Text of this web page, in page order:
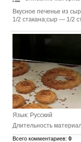
Вкусное печенье из
1/2 стакана;сыр — 1/2
Язык: Русский
Длительность
Всего комментариев: 0